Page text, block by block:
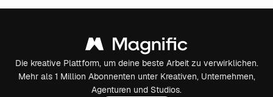
Die kreative Plattform, um deine beste Arbeit zu verwirklichen.
Mehr als 1 Million Abonnenten unter Kreativen, Unternehmen,
Agenturen und Studios.